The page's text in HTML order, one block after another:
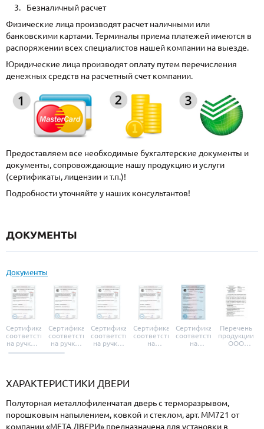
Безналичный расчет
Физические лица производят расчет наличными или
банковскими картами. Терминалы приема платежей имеются в
распоряжении всех специалистов нашей компании на выезде.
Юридические лица производят оплату путем перечисления
денежных средств на расчетный счет компании.
Предоставляем все необходимые бухгалтерские документы и
документы, сопровождающие нашу продукцию и услуги
(сертификаты, лицензии и т.п.)!
Подробности уточняйте у наших консультантов!
ДОКУМЕНТЫ
Документы
Сертификат
соответствия
на ручки и
броненакладки
Сертификат
соответствия
на ручки-
защелки
Сертификат
соответствия
на ручки-
Сертификат
соответствия
на
Сертификат
соответствия
на
Перечень
продукции
ООО
ХАРАКТЕРИСТИКИ ДВЕРИ
Полуторная металлофиленчатая дверь с терморазрывом,
порошковым напылением, ковкой и стеклом, арт. ММ721 от
компании «МЕТА ДВЕРИ» предназначена для установки в